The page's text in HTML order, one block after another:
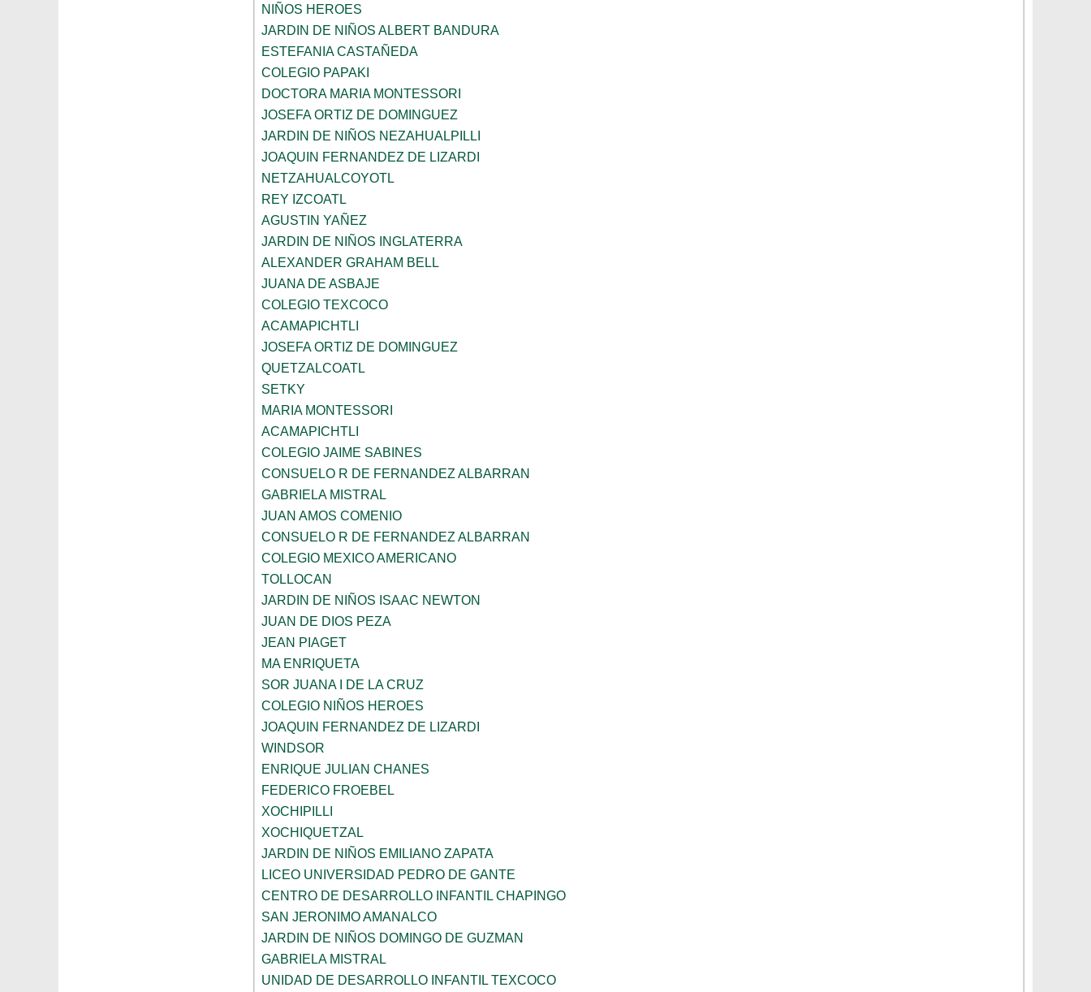
NIÑOS HEROES
JARDIN DE NIÑOS ALBERT BANDURA
ESTEFANIA CASTAÑEDA
COLEGIO PAPAKI
DOCTORA MARIA MONTESSORI
JOSEFA ORTIZ DE DOMINGUEZ
JARDIN DE NIÑOS NEZAHUALPILLI
JOAQUIN FERNANDEZ DE LIZARDI
NETZAHUALCOYOTL
REY IZCOATL
AGUSTIN YAÑEZ
JARDIN DE NIÑOS INGLATERRA
ALEXANDER GRAHAM BELL
JUANA DE ASBAJE
COLEGIO TEXCOCO
ACAMAPICHTLI
JOSEFA ORTIZ DE DOMINGUEZ
QUETZALCOATL
SETKY
MARIA MONTESSORI
ACAMAPICHTLI
COLEGIO JAIME SABINES
CONSUELO R DE FERNANDEZ ALBARRAN
GABRIELA MISTRAL
JUAN AMOS COMENIO
CONSUELO R DE FERNANDEZ ALBARRAN
COLEGIO MEXICO AMERICANO
TOLLOCAN
JARDIN DE NIÑOS ISAAC NEWTON
JUAN DE DIOS PEZA
JEAN PIAGET
MA ENRIQUETA
SOR JUANA I DE LA CRUZ
COLEGIO NIÑOS HEROES
JOAQUIN FERNANDEZ DE LIZARDI
WINDSOR
ENRIQUE JULIAN CHANES
FEDERICO FROEBEL
XOCHIPILLI
XOCHIQUETZAL
JARDIN DE NIÑOS EMILIANO ZAPATA
LICEO UNIVERSIDAD PEDRO DE GANTE
CENTRO DE DESARROLLO INFANTIL CHAPINGO
SAN JERONIMO AMANALCO
JARDIN DE NIÑOS DOMINGO DE GUZMAN
GABRIELA MISTRAL
UNIDAD DE DESARROLLO INFANTIL TEXCOCO